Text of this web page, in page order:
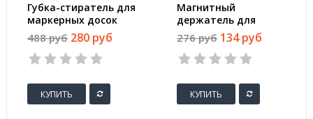
Губка-стиратель для
маркерных досок
Attache (160x70x50
мм)
488 руб 280 руб
КУПИТЬ
Магнитный
держатель для
досок Attache
(диаметр 30 мм, 6
штук в упаковке)
276 руб 134 руб
КУПИТЬ